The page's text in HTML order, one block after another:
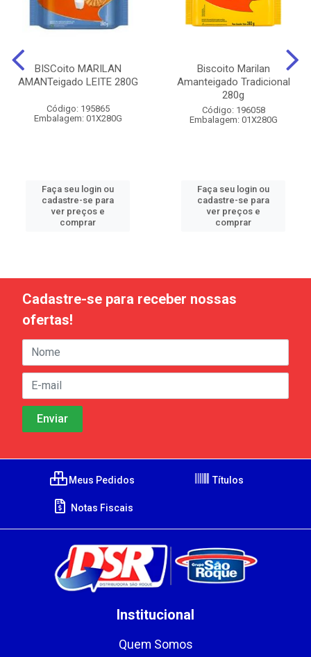
BISCoito MARILAN
AMANTeigado LEITE 280G
Código: 195865
Embalagem: 01X280G
Faça seu login ou
cadastre-se para
ver preços e
comprar
Biscoito Marilan
Amanteigado Tradicional
280g
Código: 196058
Embalagem: 01X280G
Faça seu login ou
cadastre-se para
ver preços e
comprar
Cadastre-se para receber nossas
ofertas!
Meus Pedidos Títulos
Notas Fiscais
Institucional
Quem Somos